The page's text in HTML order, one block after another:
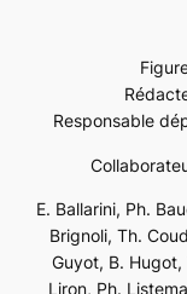
Responsable
E. Ballarini, Ph.
Brignoli, Th.
Guyot, B.
Liron, Ph.